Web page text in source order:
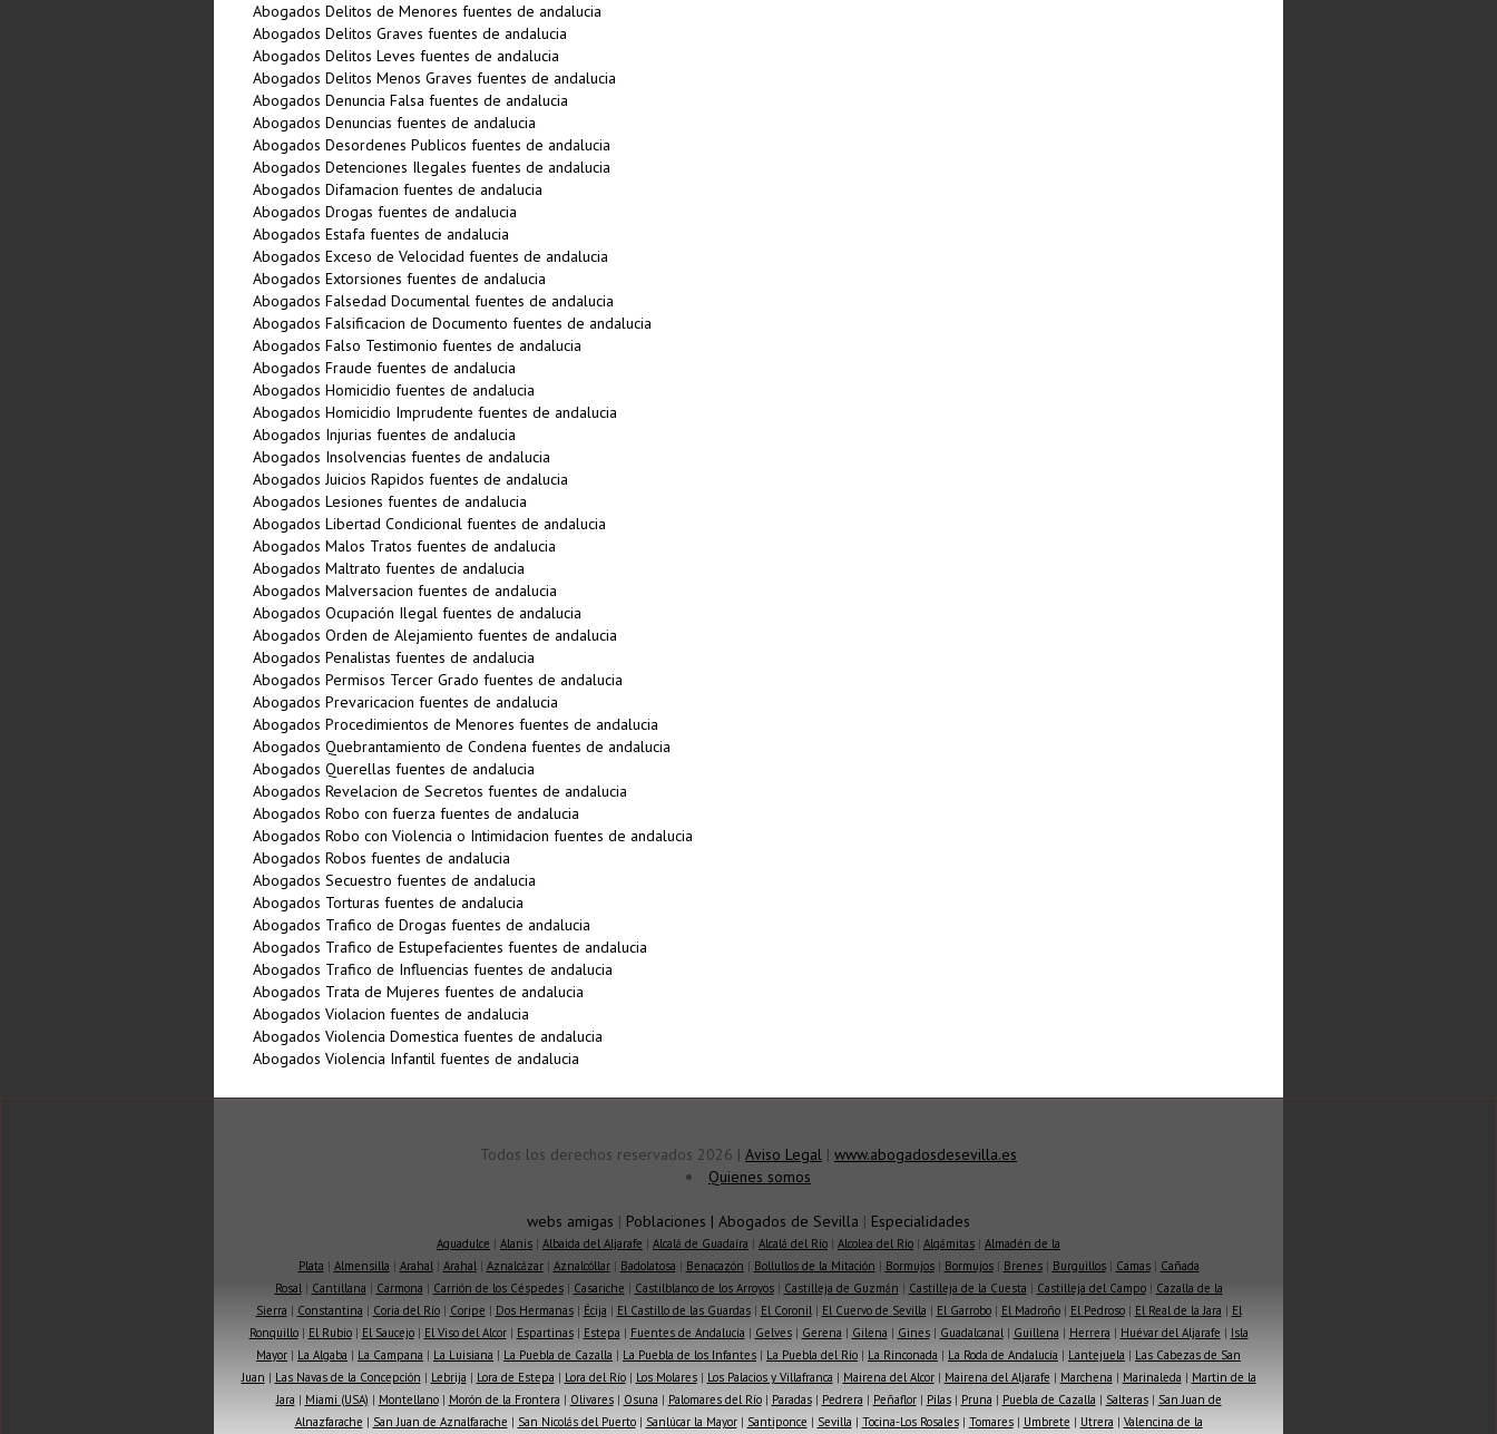
Abogados Delitos de Menores fuentes de andalucia
Abogados Delitos Graves fuentes de andalucia
Abogados Delitos Leves fuentes de andalucia
Abogados Delitos Menos Graves fuentes de andalucia
Abogados Denuncia Falsa fuentes de andalucia
Abogados Denuncias fuentes de andalucia
Abogados Desordenes Publicos fuentes de andalucia
Abogados Detenciones Ilegales fuentes de andalucia
Abogados Difamacion fuentes de andalucia
Abogados Drogas fuentes de andalucia
Abogados Estafa fuentes de andalucia
Abogados Exceso de Velocidad fuentes de andalucia
Abogados Extorsiones fuentes de andalucia
Abogados Falsedad Documental fuentes de andalucia
Abogados Falsificacion de Documento fuentes de andalucia
Abogados Falso Testimonio fuentes de andalucia
Abogados Fraude fuentes de andalucia
Abogados Homicidio fuentes de andalucia
Abogados Homicidio Imprudente fuentes de andalucia
Abogados Injurias fuentes de andalucia
Abogados Insolvencias fuentes de andalucia
Abogados Juicios Rapidos fuentes de andalucia
Abogados Lesiones fuentes de andalucia
Abogados Libertad Condicional fuentes de andalucia
Abogados Malos Tratos fuentes de andalucia
Abogados Maltrato fuentes de andalucia
Abogados Malversacion fuentes de andalucia
Abogados Ocupación Ilegal fuentes de andalucia
Abogados Orden de Alejamiento fuentes de andalucia
Abogados Penalistas fuentes de andalucia
Abogados Permisos Tercer Grado fuentes de andalucia
Abogados Prevaricacion fuentes de andalucia
Abogados Procedimientos de Menores fuentes de andalucia
Abogados Quebrantamiento de Condena fuentes de andalucia
Abogados Querellas fuentes de andalucia
Abogados Revelacion de Secretos fuentes de andalucia
Abogados Robo con fuerza fuentes de andalucia
Abogados Robo con Violencia o Intimidacion fuentes de andalucia
Abogados Robos fuentes de andalucia
Abogados Secuestro fuentes de andalucia
Abogados Torturas fuentes de andalucia
Abogados Trafico de Drogas fuentes de andalucia
Abogados Trafico de Estupefacientes fuentes de andalucia
Abogados Trafico de Influencias fuentes de andalucia
Abogados Trata de Mujeres fuentes de andalucia
Abogados Violacion fuentes de andalucia
Abogados Violencia Domestica fuentes de andalucia
Abogados Violencia Infantil fuentes de andalucia
Todos los derechos reservados 2026 | Aviso Legal | www.abogadosdesevilla.es
Quienes somos
webs amigas | Poblaciones | Abogados de Sevilla | Especialidades
Aguadulce | Alanis | Albaida del Aljarafe | Alcalá de Guadaíra | Alcalá del Río | Alcolea del Río | Algámitas | Almadén de la
Plata | Almensilla | Arahal| Arahal| Aznalcázar| Aznalcóllar| Badolatosa | Benacazón | Bollullos de la Mitación | Bormujos| Bormujos| Brenes| Burguillos| Camas| Cañada
Rosal| Cantillana | Carmona | Carrión de los Céspedes| Casariche | Castilblanco de los Arroyos| Castilleja de Guzmán | Castilleja de la Cuesta | Castilleja del Campo| Cazalla de la
Sierra | Constantina | Coria del Río| Coripe | Dos Hermanas| Écija | El Castillo de las Guardas| El Coronil| El Cuervo de Sevilla | El Garrobo| El Madroño| El Pedroso| El Real de la Jara | El
Ronquillo| El Rubio| El Saucejo| El Viso del Alcor| Espartinas| Estepa | Fuentes de Andalucía | Gelves| Gerena | Gilena | Gines| Guadalcanal| Guillena | Herrera | Huévar del Aljarafe | Isla
Mayor | La Algaba | La Campana | La Luisiana | La Puebla de Cazalla | La Puebla de los Infantes | La Puebla del Río | La Rinconada | La Roda de Andalucía | Lantejuela | Las Cabezas de San
Juan | Las Navas de la Concepción | Lebrija | Lora de Estepa | Lora del Río| Los Molares| Los Palacios y Villafranca | Mairena del Alcor| Mairena del Aljarafe | Marchena | Marinaleda | Martin de la
Jara | Miami (USA) | Montellano| Morón de la Frontera | Olivares| Osuna | Palomares del Río| Paradas| Pedrera | Peñaflor| Pilas| Pruna | Puebla de Cazalla | Salteras| San Juan de
Alnazfarache | San Juan de Aznalfarache | San Nicolás del Puerto| Sanlúcar la Mayor| Santiponce | Sevilla | Tocina-Los Rosales| Tomares| Umbrete | Utrera | Valencina de la